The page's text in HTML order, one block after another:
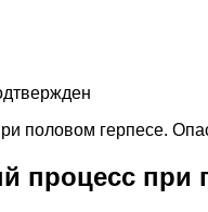
половом герпесе.
процесс при